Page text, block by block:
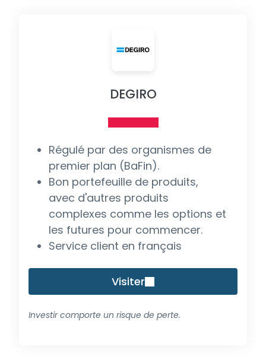
DEGIRO
Régulé par des organismes de
premier plan (BaFin).
Bon portefeuille de produits,
avec d'autres produits
complexes comme les options et
les futures pour commencer.
Service client en français
Visiter
Investir comporte un risque de perte.